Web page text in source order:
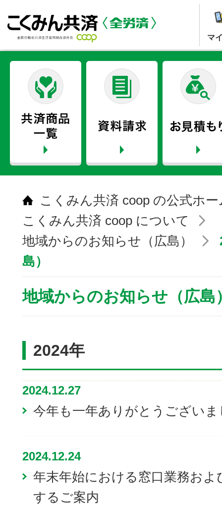
マ
こくみん共済 coop の公式ホ
こくみん共済 coop について
地域からのお知らせ（広島）
島）
地域からのお知らせ（広島
2024年
2024.12.27
今年も一年ありがとうございま
2024.12.24
年末年始における窓口業務お
するご案内